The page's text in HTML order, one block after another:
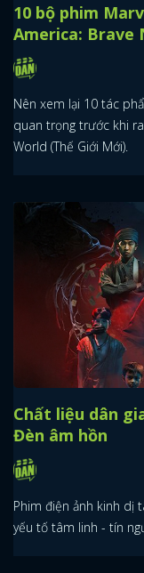
10 bộ phim
America: Brave
Nên xem lại 10 tác
quan trọng trước khi
World (Thế Giới Mới).
Chất liệu dân
Đèn âm hồn
Phim điện ảnh kinh dị
yếu tố tâm linh - tín